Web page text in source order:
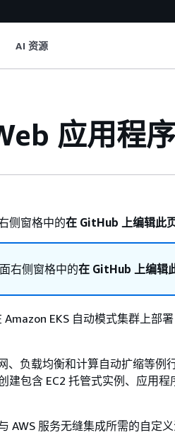
AI 资源
应用程
侧窗格中的在 GitHub 上编辑此
右侧窗格中的在 GitHub 上编辑
Amazon EKS 自动模式集群上部
、负载均衡和计算自动扩缩等例
建包含 EC2 托管式实例、应用程
AWS 服务无缝集成所需的自定义